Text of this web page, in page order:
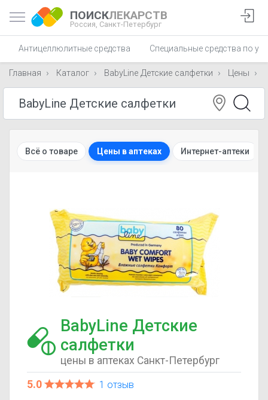
ПОИСКЛЕКАРСТВ
Россия, Санкт-Петербург
Антицеллюлитные средства Специальные средства по
Главная Каталог BabyLine Детские салфетки Цены
Всё о товаре Цены в аптеках Интернет-аптеки
BabyLine Детские
салфетки
цены в аптеках Санкт-Петербург
5.0
1 отзыв